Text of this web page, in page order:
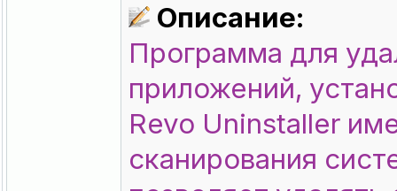
Описание:
Программа для
приложений,
Revo Uninstaller
сканирования